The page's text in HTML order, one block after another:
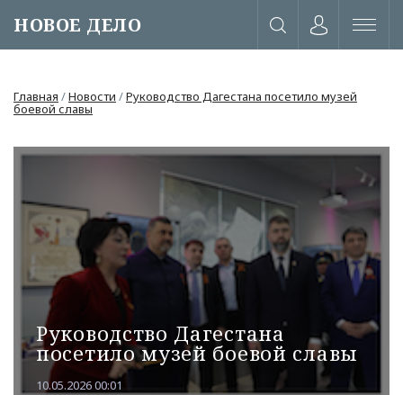
НОВОЕ ДЕЛО
или через соц. сети
Главная /Новости /Руководство Дагестана посетило музей
боевой славы
Руководство Дагестана
посетило музей боевой славы
10.05.2026 00:01